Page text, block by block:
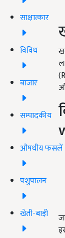
साक्षात्कार
विविध
बाजार
सम्पादकीय
औषधीय फसलें
पशुपालन
खेती-बाड़ी